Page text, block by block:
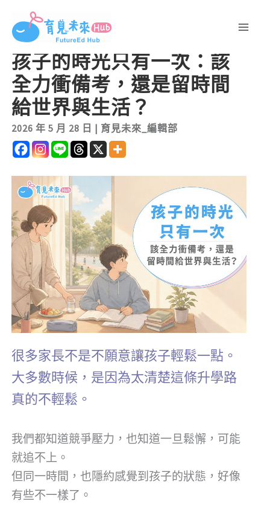
孩子的時光只有一次：該
全力衝備考，還是留時間
給世界與生活？
2026 年 5 月 28 日 | 育見未來_編輯部
很多家長不是不願意讓孩子輕鬆一點。
大多數時候，是因為太清楚這條升學路
真的不輕鬆。
我們都知道競爭壓力，也知道一旦鬆懈，可能
就追不上。
但同一時間，也隱約感覺到孩子的狀態，好像
有些不一樣了。